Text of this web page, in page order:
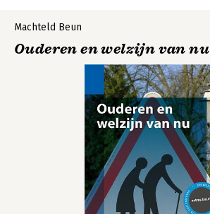
Machteld Beun
Ouderen en welzijn van nu